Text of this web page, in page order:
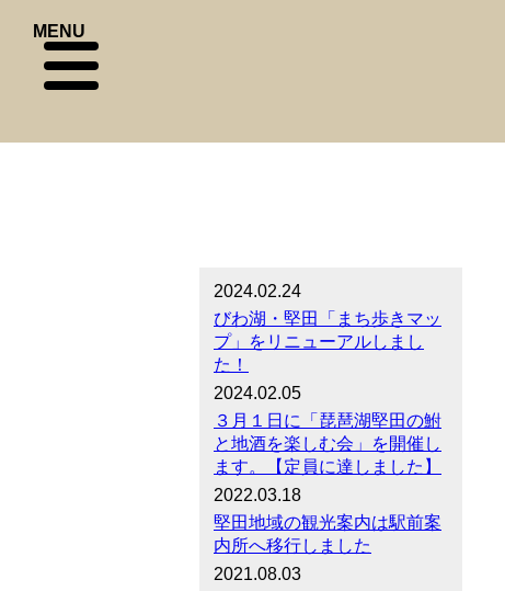
MENU
2024.02.24
びわ湖・堅田「まち歩きマッ
プ」をリニューアルしまし
た！
2024.02.05
３月１日に「琵琶湖堅田の鮒
と地酒を楽しむ会」を開催し
ます。【定員に達しました】
2022.03.18
堅田地域の観光案内は駅前案
内所へ移行しました
2021.08.03